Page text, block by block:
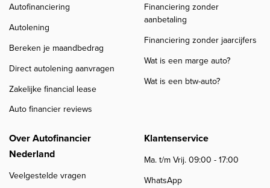
Autofinanciering
Autolening
Bereken je maandbedrag
Direct autolening aanvragen
Zakelijke financial lease
Auto financier reviews
Financiering zonder
aanbetaling
Financiering zonder jaarcijfers
Wat is een marge auto?
Wat is een btw-auto?
Over Autofinancier
Nederland
Veelgestelde vragen
Klantenservice
Ma. t/m Vrij. 09:00 - 17:00
WhatsApp